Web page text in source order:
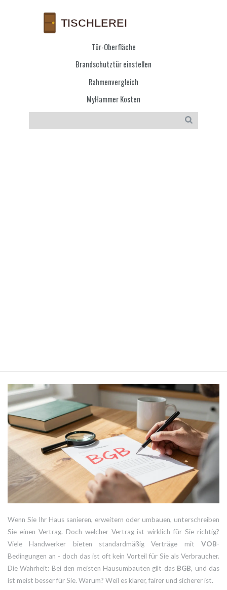
Tür-Oberfläche
Brandschutztür einstellen
Rahmenvergleich
MyHammer Kosten
Wenn Sie Ihr Haus sanieren, erweitern oder umbauen, unterschreiben
Sie einen Vertrag. Doch welcher Vertrag ist wirklich für Sie richtig?
Viele Handwerker bieten standardmäßig Verträge mit VOB-
Bedingungen an - doch das ist oft kein Vorteil für Sie als Verbraucher.
Die Wahrheit: Bei den meisten Hausumbauten gilt das BGB, und das
ist meist besser für Sie. Warum? Weil es klarer, fairer und sicherer ist.